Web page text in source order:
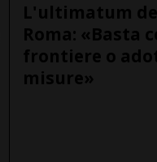
L'ultimatum
Roma: «Basta
frontiere o
misure»